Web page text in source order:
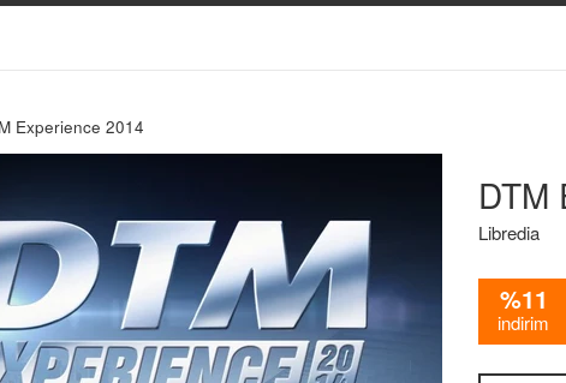
Experience 2014
DTM
Libredia
%11
indirim